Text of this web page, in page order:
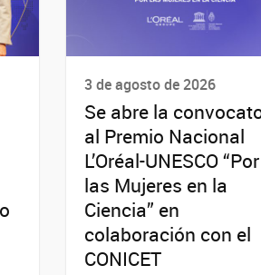
3 de agosto de 2026
Se abre la
al Premio Nacional
L’Oréal-UNESCO “Por
las Mujeres en la
Ciencia” en
colaboración con el
CONICET